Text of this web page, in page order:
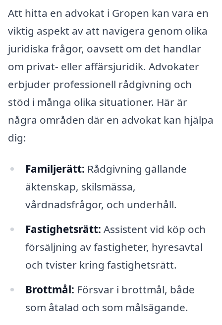
Att hitta en advokat i Gropen kan vara en
viktig aspekt av att navigera genom olika
juridiska frågor, oavsett om det handlar
om privat- eller affärsjuridik. Advokater
erbjuder professionell rådgivning och
stöd i många olika situationer. Här är
några områden där en advokat kan hjälpa
dig:
Familjerätt: Rådgivning gällande
äktenskap, skilsmässa,
vårdnadsfrågor, och underhåll.
Fastighetsrätt: Assistent vid köp och
försäljning av fastigheter, hyresavtal
och tvister kring fastighetsrätt.
Brottmål: Försvar i brottmål, både
som åtalad och som målsägande.